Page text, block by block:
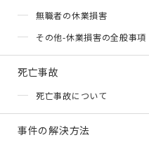
無職者の休業損害
その他-休業損害の全般事項
死亡事故
死亡事故について
事件の解決方法